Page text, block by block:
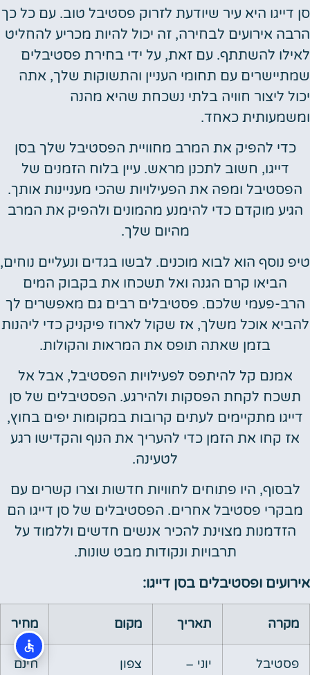
סן דייגו היא עיר שיודעת לזרוק פסטיבל טוב. עם כל כך
הרבה אירועים לבחירה, זה יכול להיות מכריע להחליט
לאילו להשתתף. עם זאת, על ידי בחירת פסטיבלים
שמתיישרים עם תחומי העניין והתשוקות שלך, אתה
יכול ליצור חוויה בלתי נשכחת שהיא מהנה
ומשמעותית כאחד.
כדי להפיק את המרב מחוויית הפסטיבל שלך בסן
דייגו, חשוב לתכנן מראש. עיין בלוח הזמנים של
הפסטיבל ומפה את הפעילויות שהכי מעניינות אותך.
הגיע מוקדם כדי להימנע מהמונים ולהפיק את המרב
מהיום שלך.
טיפ נוסף הוא לבוא מוכנים. לבשו בגדים ונעליים נוחים,
הביאו קרם הגנה ואל תשכחו את בקבוק המים
הרב-פעמי שלכם. פסטיבלים רבים גם מאפשרים לך
להביא אוכל משלך, אז שקול לארוז פיקניק כדי ליהנות
בזמן שאתה תופס את המראות והקולות.
אמנם קל להיתפס לפעילויות הפסטיבל, אבל אל
תשכח לקחת הפסקות ולהירגע. הפסטיבלים של סן
דייגו מתקיימים לעתים קרובות במקומות יפים בחוץ,
אז קחו את הזמן כדי להעריך את הנוף והקדישו רגע
לטעינה.
לבסוף, היו פתוחים לחוויות חדשות וצרו קשרים עם
מבקרי פסטיבל אחרים. הפסטיבלים של סן דייגו הם
הזדמנות מצוינת להכיר אנשים חדשים וללמוד על
תרבויות ונקודות מבט שונות.
אירועים ופסטיבלים בסן דייגו:
מקרה תאריך מקום מחיר
פסטיבל יוני – צפון חינם